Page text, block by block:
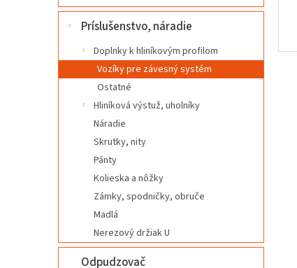
Príslušenstvo, náradie
Doplnky k hliníkovým profilom
Vozíky pre závesný systém
Ostatné
Hliníková výstuž, uholníky
Náradie
Skrutky, nity
Pánty
Kolieska a nôžky
Zámky, spodničky, obruče
Madlá
Nerezový držiak U
Odpudzovač